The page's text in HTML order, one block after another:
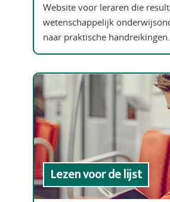
Website voor leraren die
wetenschappelijk
naar praktische handreikingen.
Lezen voor de lijst